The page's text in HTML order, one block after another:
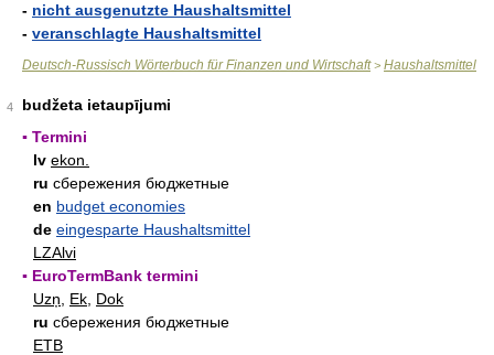
- nicht ausgenutzte Haushaltsmittel
- veranschlagte Haushaltsmittel
Deutsch-Russisch Wörterbuch für Finanzen und Wirtschaft> Haushaltsmittel
4
budžeta ietaupījumi
▪ Termini
lv ekon.
ru сбережения бюджетные
en budget economies
de eingesparte Haushaltsmittel
LZAlvi
▪ EuroTermBank termini
Uzņ
Ek Dok
ru cбepeжeния бюджeтныe
ETB